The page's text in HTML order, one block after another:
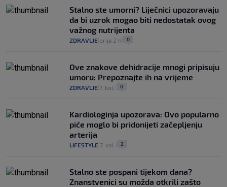
Stalno ste umorni? Liječnici upozoravaju
da bi uzrok mogao biti nedostatak ovog
važnog nutrijenta
ZDRAVLJE prije 2 h 0
Ove znakove dehidracije mnogi pripisuju
umoru: Prepoznajte ih na vrijeme
ZDRAVLJE 7. kol. 0
Kardiologinja upozorava: Ovo popularno
piće moglo bi pridonijeti začepljenju
arterija
LIFESTYLE 7. kol. 2
Stalno ste pospani tijekom dana?
Znanstvenici su možda otkrili zašto